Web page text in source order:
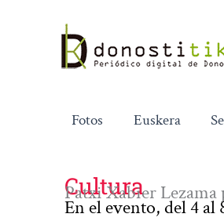
contenido
Fotos Euskera
Cultura
Patxi Xabier Lezama
En el evento, del 4